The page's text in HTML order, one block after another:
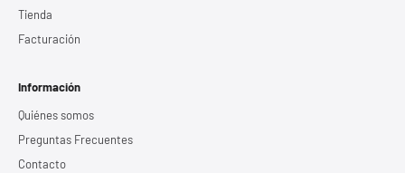
Tienda
Facturación
Información
Quiénes somos
Preguntas Frecuentes
Contacto